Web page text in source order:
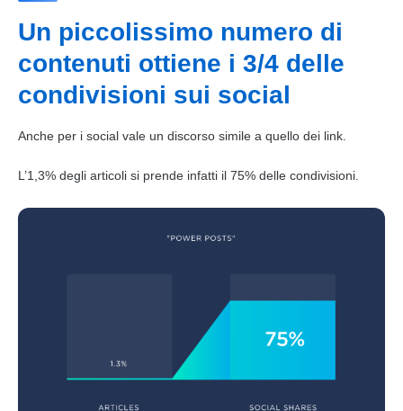
Un piccolissimo numero di
contenuti ottiene i 3/4 delle
condivisioni sui social
Anche per i social vale un discorso simile a quello dei link.
L’1,3% degli articoli si prende infatti il 75% delle condivisioni.